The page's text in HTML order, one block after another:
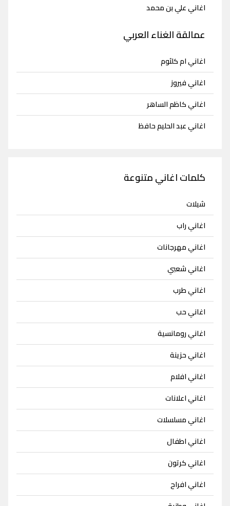
اغاني علي بن محمد
عمالقة الغناء العربي
اغاني ام كلثوم
اغاني فيروز
اغاني كاظم الساهر
اغاني عبد الحليم حافظ
كلمات اغاني متنوعة
شيلات
اغاني راب
اغاني مهرجانات
اغاني شعبي
اغاني طرب
اغاني حب
اغاني رومانسية
اغاني حزينة
اغاني افلام
اغاني اعلانات
اغاني مسلسلات
اغاني اطفال
اغاني كرتون
اغاني افراح